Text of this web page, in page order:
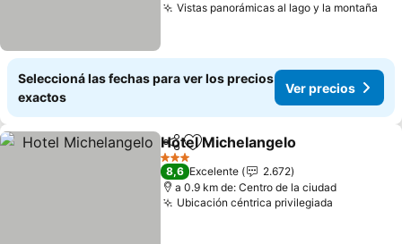
Vistas panorámicas al lago y la montaña
Seleccioná las fechas para ver los precios
exactos
Ver precios
CompartirAñadir a favoritos
Hotel Michelangelo
3 Estrellas
8,6 Excelente
2.672
a 0.9 km de: Centro de la ciudad
Ubicación céntrica privilegiada